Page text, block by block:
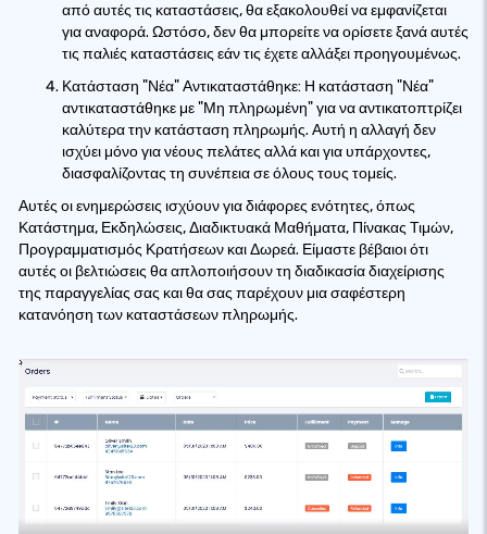
από αυτές τις καταστάσεις, θα εξακολουθεί να εμφανίζεται
για αναφορά. Ωστόσο, δεν θα μπορείτε να ορίσετε ξανά αυτές
τις παλιές καταστάσεις εάν τις έχετε αλλάξει προηγουμένως.
Κατάσταση "Νέα" Αντικαταστάθηκε: Η κατάσταση "Νέα"
αντικαταστάθηκε με "Μη πληρωμένη" για να αντικατοπτρίζει
καλύτερα την κατάσταση πληρωμής. Αυτή η αλλαγή δεν
ισχύει μόνο για νέους πελάτες αλλά και για υπάρχοντες,
διασφαλίζοντας τη συνέπεια σε όλους τους τομείς.
Αυτές οι ενημερώσεις ισχύουν για διάφορες ενότητες, όπως
Κατάστημα, Εκδηλώσεις, Διαδικτυακά Μαθήματα, Πίνακας Τιμών,
Προγραμματισμός Κρατήσεων και Δωρεά. Είμαστε βέβαιοι ότι
αυτές οι βελτιώσεις θα απλοποιήσουν τη διαδικασία διαχείρισης
της παραγγελίας σας και θα σας παρέχουν μια σαφέστερη
κατανόηση των καταστάσεων πληρωμής.